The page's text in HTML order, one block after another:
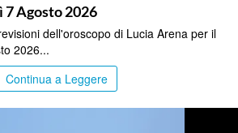
Agosto 2026
dell'oroscopo di Lucia Arena per il
2026...
Continua a Leggere